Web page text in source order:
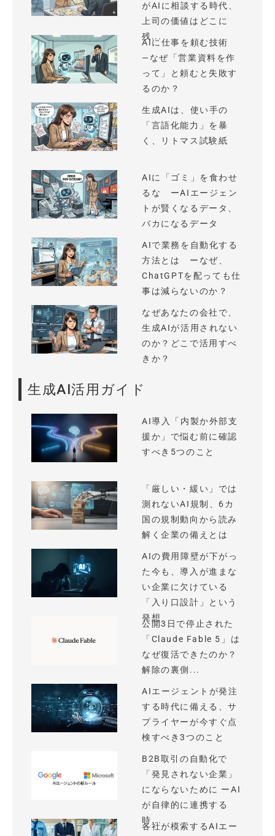
がAIに相談する時代、
上司の価値はどこに
残...
AIに仕事を頼む技術
—なぜ「営業資料を作
って」と頼むと失敗す
るのか？
生成AIは、使い手の
「言語化能力」を暴
く、リトマス試験紙
AIに「ゴミ」を食わせ
るな ーAIエージェン
トが賢くなるデータ、
バカになるデータ
AIで業務を自動化する
方法とは ーなぜ、
ChatGPTを配っても仕
事は減らないのか？
なぜあなたの会社で、
生成AIが活用されない
のか？どこで活用すべ
きか？
生成AI活用ガイド
AI導入「内製か外部支
援か」で悩む前に確認
すべき5つのこと
「厳しい・緩い」では
測れないAI規制、6カ
国の規制動向から読み
解く企業の備えとは
AIの費用障壁が下がっ
た今も、導入が進まな
い企業に欠けている
「入り口設計」という
発想
公開3日で停止された
「Claude Fable 5」は
なぜ復活できたのか？
解除の裏側...
AIエージェントが発注
する時代に備える、サ
プライヤーが今すぐ点
検すべき3つのこと
B2B取引の自動化で
「発見されない企業」
にならないために ーAI
が自律的に連携する
時...
各社が模索するAIエー